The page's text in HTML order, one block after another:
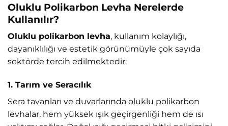
Oluklu Polikarbon Levha Nerelerde
Kullanılır?
Oluklu polikarbon levha, kullanım kolaylığı,
dayanıklılığı ve estetik görünümüyle çok sayıda
sektörde tercih edilmektedir:
1. Tarım ve Seracılık
Sera tavanları ve duvarlarında oluklu polikarbon
levhalar, hem yüksek ışık geçirgenliği hem de ısı